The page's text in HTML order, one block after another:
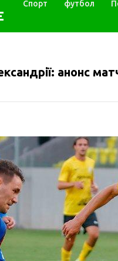
Спорт футбол
анонс